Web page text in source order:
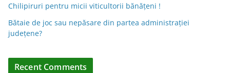
e
Chilipiruri pentru micii viticultorii bănăţeni !
Bătaie de joc sau nepăsare din partea administraţiei
judeţene?
Recent Comments